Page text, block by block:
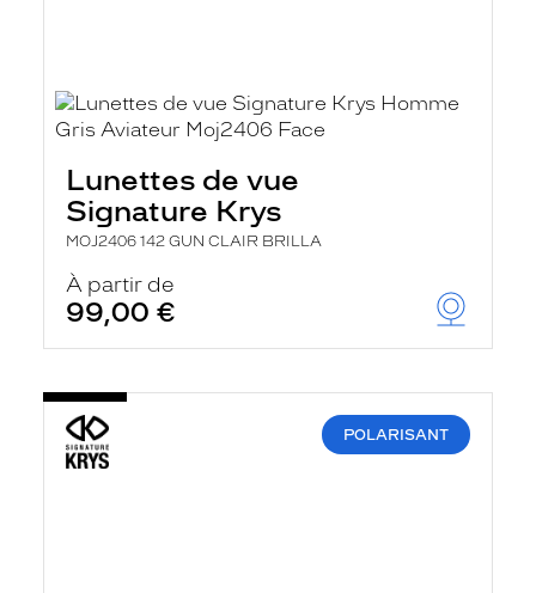
Lunettes de vue
Signature Krys
MOJ2406 142 GUN CLAIR BRILLA
À partir de
99,00 €
POLARISANT